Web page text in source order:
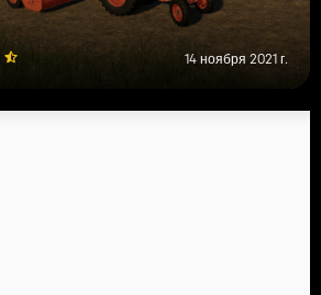
14 ноября 2021 г.